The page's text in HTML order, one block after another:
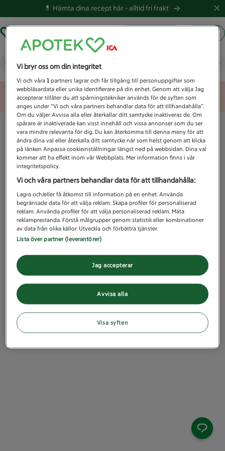
💊 Hämta dina recept här -alltid fri frakt
Vad letar du efter idag?
Unknown error
Vi bryr oss om din integritet
Vi och våra1 partners lagrar och får tillgång till personuppgifter som
webbläsardata eller unika identifierare på din enhet. Genom att välja Jag
accepterar tillåter du att spårningstekniker används för de syften som
anges under ”Vi och våra partners behandlar data för att tillhandahålla”.
Om du väljer Avvisa alla eller återkallar ditt samtycke inaktiveras de. Om
spårare är inaktiverade kan visst innehåll och vissa annonser som du ser
vara mindre relevanta för dig. Du kan återkomma till denna meny för att
ändra dina val eller återkalla ditt samtycke när som helst genom att klicka
på länken Anpassa cookieinställningar längst ned på webbsidan. Dina val
kommer att ha effekt inom vår Webbplats. Mer information finns i vår
integritetspolicy.
Vi och våra partners behandlar data för att tillhandahålla:
Lagra och/eller få åtkomst till information på en enhet. Använda
begränsade data för att välja reklam. Skapa profiler för personaliserad
reklam. Använda profiler för att välja personaliserad reklam. Mäta
reklamprestanda. Förstå målgrupper genom statistik eller kombinationer
av data från olika källor. Utveckla och förbättra tjänster.
Lista över partner (leverantörer)
Avvisa alla
Jag accepterar
Visa syften